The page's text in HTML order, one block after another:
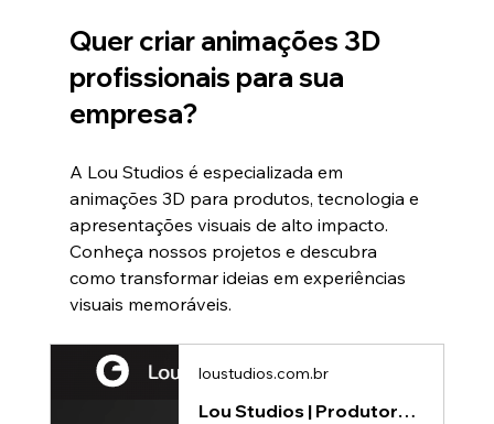
Quer criar animações 3D
profissionais para sua
empresa?
A Lou Studios é especializada em
animações 3D para produtos, tecnologia e
apresentações visuais de alto impacto.
Conheça nossos projetos e descubra
como transformar ideias em experiências
visuais memoráveis.
loustudios.com.br
Lou Studios | Produtora de vídeos